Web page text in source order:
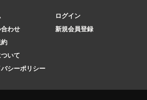
わせ
いて
シーポリシー
ログイン
新規会員登録